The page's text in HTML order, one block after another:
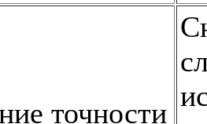
точности